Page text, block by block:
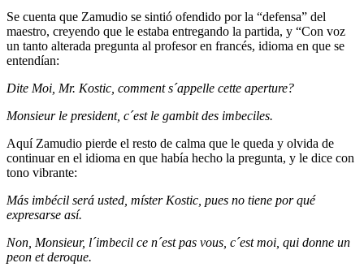
Se cuenta que Zamudio se sintió ofendido por la “defensa” del
maestro, creyendo que le estaba entregando la partida, y “Con voz
un tanto alterada pregunta al profesor en francés, idioma en que se
entendían:
Dite Moi, Mr. Kostic, comment s´appelle cette aperture?
Monsieur le president, c´est le gambit des imbeciles.
Aquí Zamudio pierde el resto de calma que le queda y olvida de
continuar en el idioma en que había hecho la pregunta, y le dice con
tono vibrante:
Más imbécil será usted, míster Kostic, pues no tiene por qué
expresarse así.
Non, Monsieur, l´imbecil ce n´est pas vous, c´est moi, qui donne un
peon et deroque.